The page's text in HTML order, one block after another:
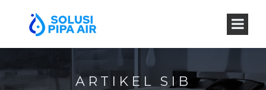
ARTIKEL SIB